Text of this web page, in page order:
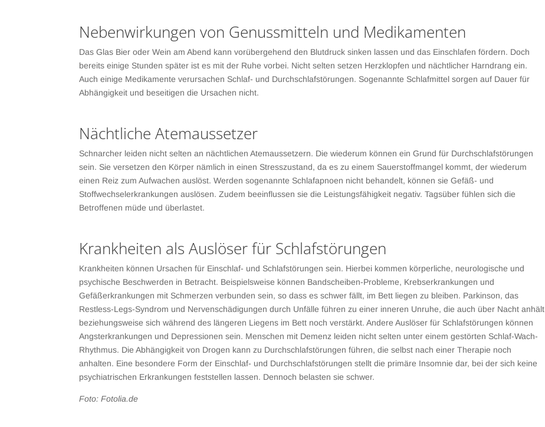
Nebenwirkungen von Genussmitteln und Medikamenten
Das Glas Bier oder Wein am Abend kann vorübergehend den Blutdruck sinken lassen und das Einschlafen fördern. Doch
bereits einige Stunden später ist es mit der Ruhe vorbei. Nicht selten setzen Herzklopfen und nächtlicher Harndrang ein.
Auch einige Medikamente verursachen Schlaf- und Durchschlafstörungen. Sogenannte Schlafmittel sorgen auf Dauer für
Abhängigkeit und beseitigen die Ursachen nicht.
Nächtliche Atemaussetzer
Schnarcher leiden nicht selten an nächtlichen Atemaussetzern. Die wiederum können ein Grund für Durchschlafstörungen
sein. Sie versetzen den Körper nämlich in einen Stresszustand, da es zu einem Sauerstoffmangel kommt, der wiederum
einen Reiz zum Aufwachen auslöst. Werden sogenannte Schlafapnoen nicht behandelt, können sie Gefäß- und
Stoffwechselerkrankungen auslösen. Zudem beeinflussen sie die Leistungsfähigkeit negativ. Tagsüber fühlen sich die
Betroffenen müde und überlastet.
Krankheiten als Auslöser für Schlafstörungen
Krankheiten können Ursachen für Einschlaf- und Schlafstörungen sein. Hierbei kommen körperliche, neurologische und
psychische Beschwerden in Betracht. Beispielsweise können Bandscheiben-Probleme, Krebserkrankungen und
Gefäßerkrankungen mit Schmerzen verbunden sein, so dass es schwer fällt, im Bett liegen zu bleiben. Parkinson, das
Restless-Legs-Syndrom und Nervenschädigungen durch Unfälle führen zu einer inneren Unruhe, die auch über Nacht anhält
beziehungsweise sich während des längeren Liegens im Bett noch verstärkt. Andere Auslöser für Schlafstörungen können
Angsterkrankungen und Depressionen sein. Menschen mit Demenz leiden nicht selten unter einem gestörten Schlaf-Wach-
Rhythmus. Die Abhängigkeit von Drogen kann zu Durchschlafstörungen führen, die selbst nach einer Therapie noch
anhalten. Eine besondere Form der Einschlaf- und Durchschlafstörungen stellt die primäre Insomnie dar, bei der sich keine
psychiatrischen Erkrankungen feststellen lassen. Dennoch belasten sie schwer.
Foto: Fotolia.de